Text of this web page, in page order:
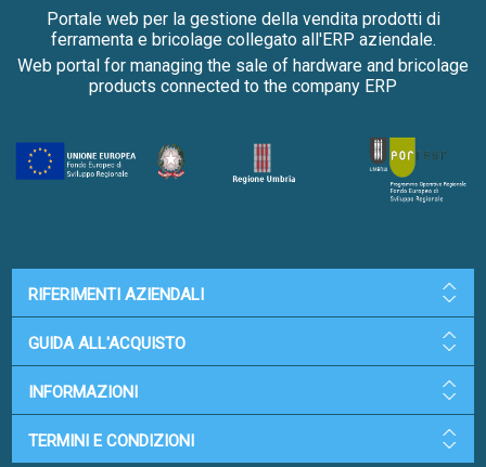
Portale web per la gestione della vendita prodotti di
ferramenta e bricolage collegato all'ERP aziendale.
Web portal for managing the sale of hardware and bricolage
products connected to the company ERP
RIFERIMENTI AZIENDALI
GUIDA ALL'ACQUISTO
INFORMAZIONI
TERMINI E CONDIZIONI